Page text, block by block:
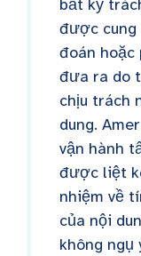
bất kỳ
được cung
đoán
đưa ra do
chịu trách
dung.
vận hành
được liệt
nhiệm về
của nội
không ngụ